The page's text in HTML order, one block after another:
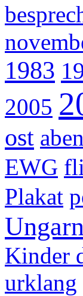
1983
2005
ost
EWG
Plakat
Ungarn
Kinder
urklang